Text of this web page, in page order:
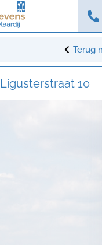
Terug
Ligusterstraat 10